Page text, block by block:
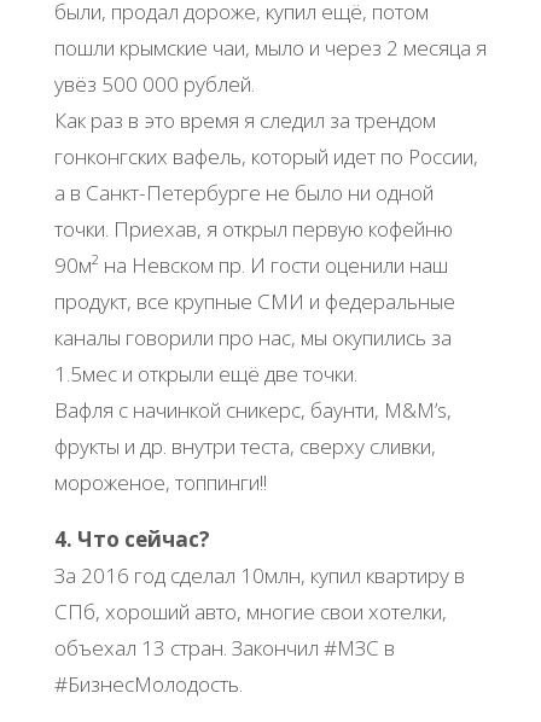
были, продал дороже, купил ещё, потом
пошли крымские чаи, мыло и через 2 месяца я
увёз 500 000 рублей.
Как раз в это время я следил за трендом
гонконгских вафель, который идет по России,
а в Санкт-Петербурге не было ни одной
точки. Приехав, я открыл первую кофейню
90м² на Невском пр. И гости оценили наш
продукт, все крупные СМИ и федеральные
каналы говорили про нас, мы окупились за
1.5мес и открыли ещё две точки.
Вафля с начинкой сникерс, баунти, M&M’s,
фрукты и др. внутри теста, сверху сливки,
мороженое, топпинги!!
4. Что сейчас?
За 2016 год сделал 10млн, купил квартиру в
СПб, хороший авто, многие свои хотелки,
объехал 13 стран. Закончил #МЗС в
#БизнесМолодость.